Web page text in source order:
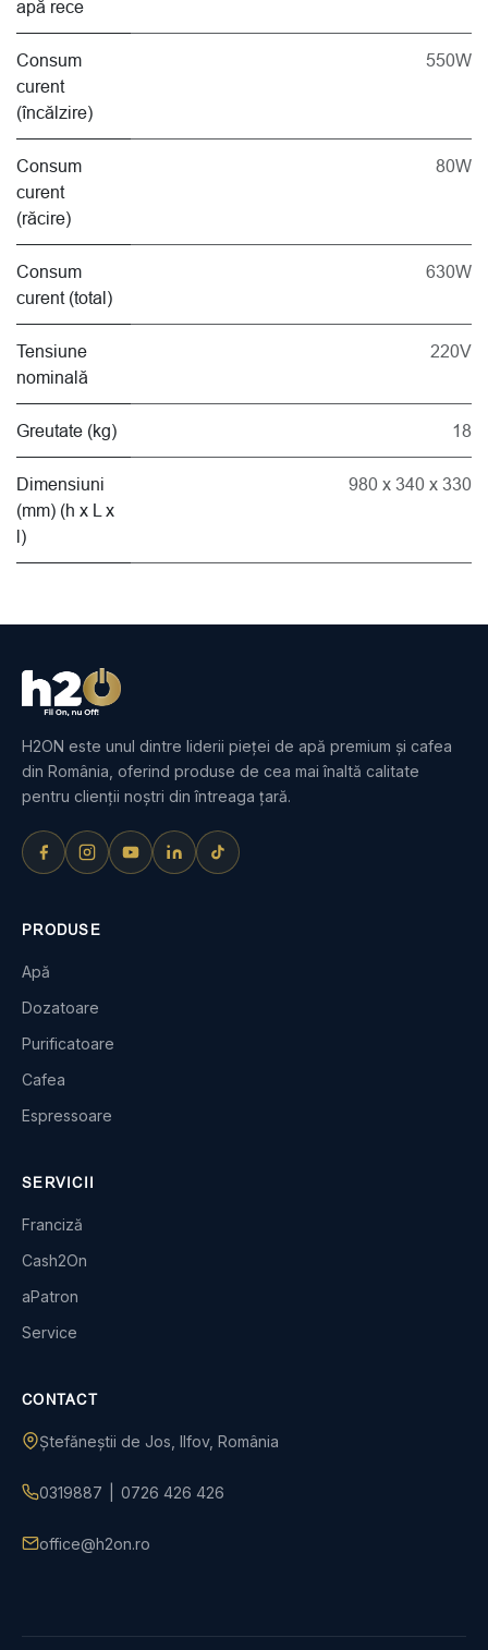
apă rece
Consum
curent
(încălzire)
550W
Consum
curent
(răcire)
80W
Consum
curent (total)
630W
Tensiune
nominală
220V
Greutate (kg) 18
Dimensiuni
(mm) (h x L x
l)
980 x 340 x 330
H2ON este unul dintre liderii pieței de apă premium și cafea
din România, oferind produse de cea mai înaltă calitate
pentru clienții noștri din întreaga țară.
PRODUSE
Apă
Dozatoare
Purificatoare
Cafea
Espressoare
SERVICII
Franciză
Cash2On
aPatron
Service
CONTACT
Ștefăneștii de Jos, Ilfov, România
0319887 0726 426 426
office@h2on.ro